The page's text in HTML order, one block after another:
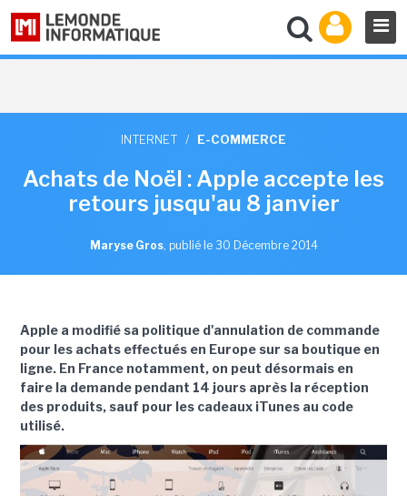
INTERNET / E-COMMERCE
Achats de Noël : Apple accepte les
retours jusqu'au 8 janvier
Maryse Gros, publié le 30 Décembre 2014
Apple a modifié sa politique d'annulation de commande
pour les achats effectués en Europe sur sa boutique en
ligne. En France notamment, on peut désormais en
faire la demande pendant 14 jours après la réception
des produits, sauf pour les cadeaux iTunes au code
utilisé.